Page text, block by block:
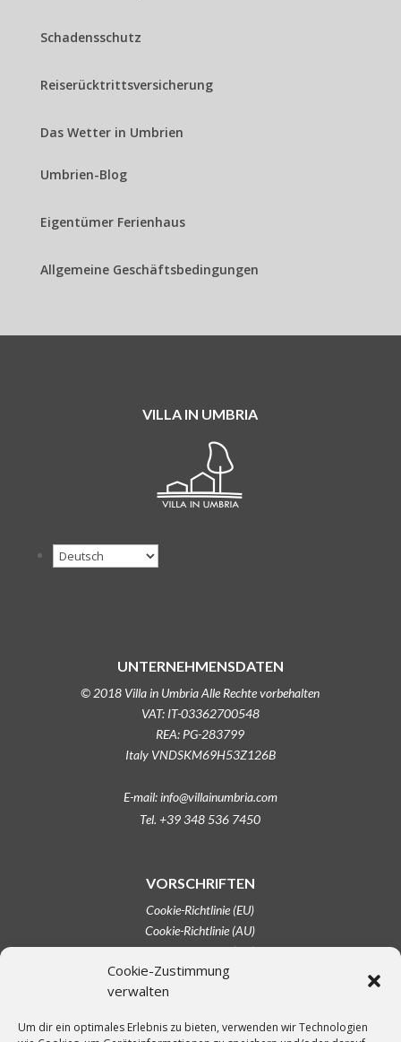
Cookie-Zustimmung
verwalten
Um dir ein optimales Erlebnis zu bieten, verwenden wir Technologien
Schadensschutz
Reiserücktrittsversicherung
Das Wetter in Umbrien
Umbrien-Blog
Eigentümer Ferienhaus
Allgemeine Geschäftsbedingungen
VILLA IN UMBRIA
UNTERNEHMENSDATEN
© 2018 Villa in Umbria Alle Rechte vorbehalten
VAT: IT-03362700548
REA: PG-283799
Italy VNDSKM69H53Z126B
E-mail: info@villainumbria.com
Tel. +39 348 536 7450
VORSCHRIFTEN
Cookie-Richtlinie (EU)
Cookie-Richtlinie (AU)
Cookie-Richtlinie (CA)
Cookie-Richtlinie (UK)
Haftungsausschluss
Opt-out-Einstellungen